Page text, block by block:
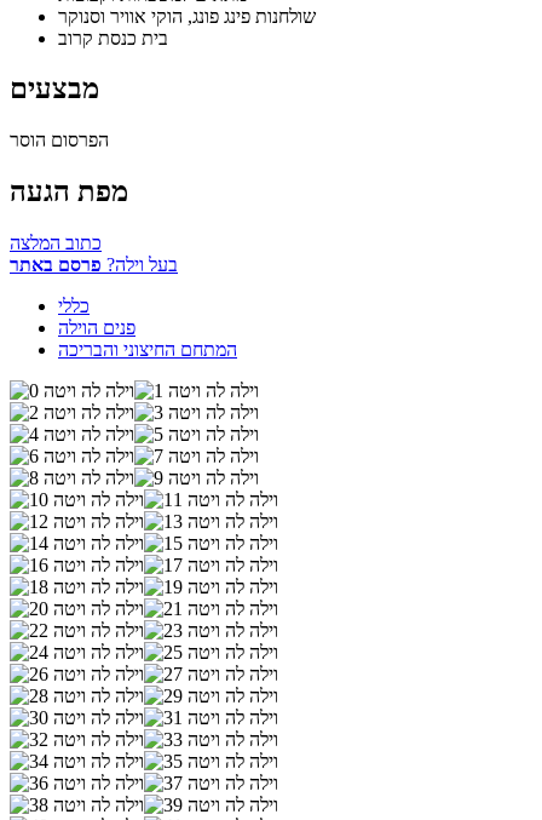
שולחנות פינג פונג, הוקי אוויר וסנוקר
בית כנסת קרוב
מבצעים
הפרסום הוסר
מפת הגעה
כתוב המלצה
בעל וילה? פרסם באתר
כללי
פנים הוילה
המתחם החיצוני והבריכה